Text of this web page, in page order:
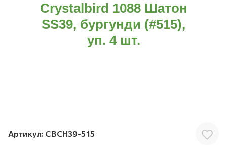
Crystalbird 1088 Шатон
SS39, бургунди (#515),
уп. 4 шт.
Артикул: CBCH39-515